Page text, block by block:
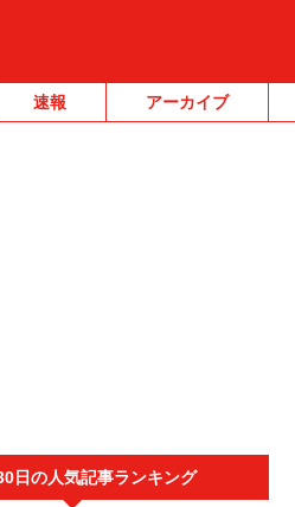
速報 アーカイブ
日の人気記事ランキング